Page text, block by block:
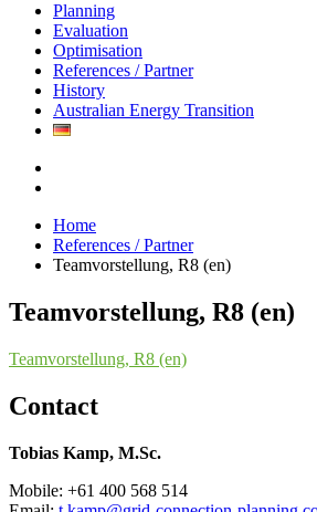
Planning
Evaluation
Optimisation
References / Partner
History
Australian Energy Transition
Home
References / Partner
Teamvorstellung, R8 (en)
Teamvorstellung, R8 (en)
Teamvorstellung, R8 (en)
Contact
Tobias Kamp, M.Sc.
Mobile: +61 400 568 514